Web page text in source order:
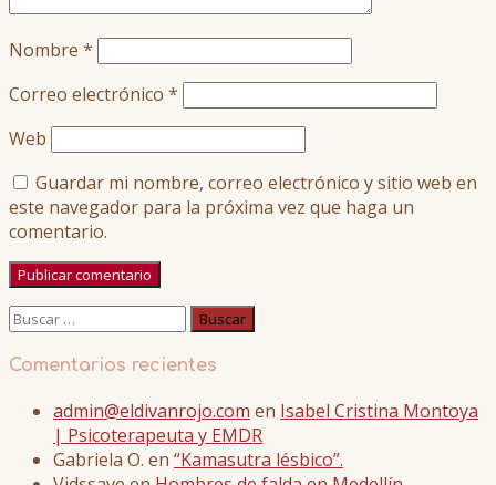
Nombre *
Correo electrónico *
Web
Guardar mi nombre, correo electrónico y sitio web en
este navegador para la próxima vez que haga un
comentario.
Buscar:
Comentarios recientes
admin@eldivanrojo.com en Isabel Cristina Montoya
| Psicoterapeuta y EMDR
Gabriela O. en “Kamasutra lésbico”.